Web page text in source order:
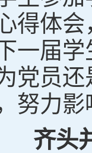
得体
一届
党员
努力
齐头